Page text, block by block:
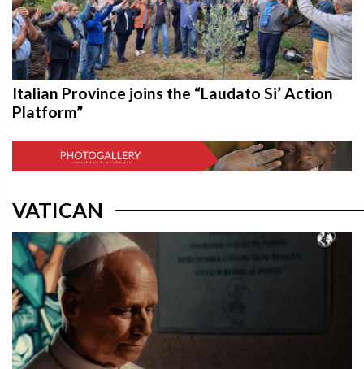
Italian Province joins the “Laudato Si’ Action
Platform”